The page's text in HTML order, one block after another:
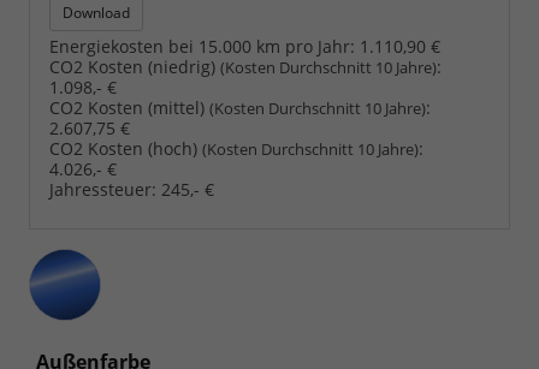
Download
Energiekosten bei 15.000 km pro Jahr: 1.110,90 €
CO2 Kosten (niedrig) (Kosten Durchschnitt 10 Jahre):
1.098,- €
CO2 Kosten (mittel) (Kosten Durchschnitt 10 Jahre):
2.607,75 €
CO2 Kosten (hoch) (Kosten Durchschnitt 10 Jahre):
4.026,- €
Jahressteuer: 245,- €
Außenfarbe